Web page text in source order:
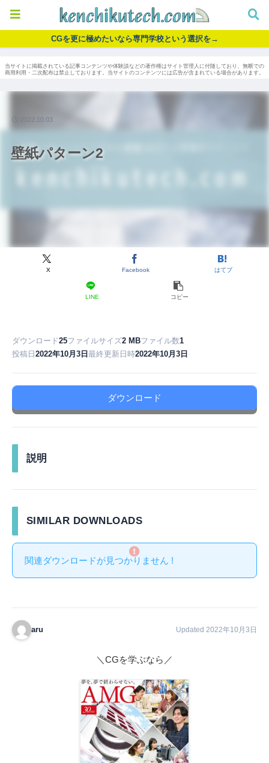
CGを更に極めたいなら専門学校という選択を→
当サイトに掲載されている記事コンテンツや体験談などの著作権はサイト管理人に付随しており、無断での
商用利用・二次配布は禁止しております。当サイトのコンテンツには広告が含まれている場合があります。
壁紙パターン2
X Facebook はてブ
LINE コピー
2022.10.03
ダウンロード25ファイルサイズ2 MBファイル数1
投稿日 2022年10月3日 最終更新日時2022年10月3日
ダウンロード
説明
SIMILAR DOWNLOADS
関連ダウンロードが見つかりません !
aru Updated 2022年10月3日
＼CGを学ぶなら／